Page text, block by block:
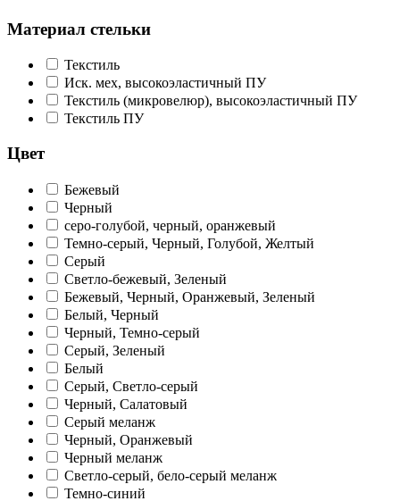
Материал стельки
Текстиль
Иск. мех, высокоэластичный ПУ
Текстиль (микровелюр), высокоэластичный ПУ
Текстиль ПУ
Цвет
Бежевый
Черный
серо-голубой, черный, оранжевый
Темно-серый, Черный, Голубой, Желтый
Серый
Светло-бежевый, Зеленый
Бежевый, Черный, Оранжевый, Зеленый
Белый, Черный
Черный, Темно-серый
Серый, Зеленый
Белый
Серый, Светло-серый
Черный, Салатовый
Серый меланж
Черный, Оранжевый
Черный меланж
Светло-серый, бело-серый меланж
Темно-синий